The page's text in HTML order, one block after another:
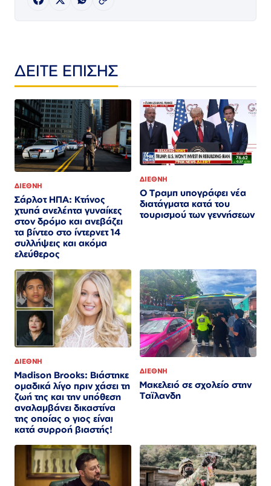
ΔΕΙΤΕ ΕΠΙΣΗΣ
ΔΙΕΘΝΗ
Σάρλοτ ΗΠΑ: Κτήνος
χτυπά ανελέητα γυναίκες
στον δρόμο και ανεβάζει
τα βίντεο στο ίντερνετ 14
συλλήψεις και ακόμα
ελεύθερος​​​​​​​​​​​​​​​​​​​​​​​​​​​​​​​​​​​​​​​​​​​​​​​​​​
ΔΙΕΘΝΗ
Ο Τραμπ υπογράφει νέα
διατάγματα κατά του
τουρισμού των γεννήσεων
ΔΙΕΘΝΗ
Madison Brooks: Βιάστηκε
ομαδικά λίγο πριν χάσει τη
ζωή της και την υπόθεση
αναλαμβάνει δικαστίνα
της οποίας ο γιος είναι
κατά συρροή βιαστής!
ΔΙΕΘΝΗ
Μακελειό σε σχολείο στην
Ταϊλανδη